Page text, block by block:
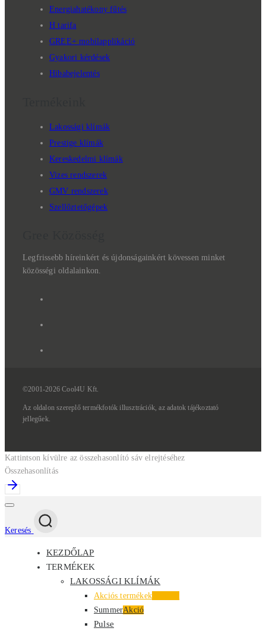
Energiahatékony fűtés
H tarifa
GREE+ mobilapplikáció
Gyakori kérdések
Hibabejelentés
Lakossági klímák
Prestige klímák
Kereskedelmi klímák
Vizes rendszerek
GMV rendszerek
Szellőztetőgépek
Legfrissebb híreinkért és újdonságainkért kövessen minket
közösségi oldalainkon.
©2001-2026 Cool4U Kft.
Az oldalonszereplőtermékfotók illusztrációk,azadatoktájékoztató
jellegűek.
Kattintson kívülre az összehasonlító sáv elrejtéséhez
Összehasonlítás
Keresés
KEZDŐLAP
TERMÉKEK
LAKOSSÁGI KLÍMÁK
Akciós termékek
SummerAkció
Pulse